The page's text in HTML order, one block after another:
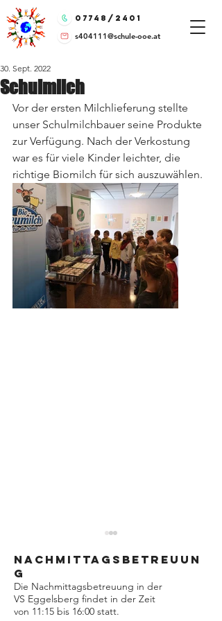
07748/2401
s404111@schule-ooe.at
Schulmilch
30. Sept. 2022
Vor der ersten Milchlieferung stellte
unser Schulmilchbauer seine Produkte
zur Verfügung. Nach der Verkostung
war es für viele Kinder leichter, die
richtige Biomilch für sich auszuwählen.
Nachmittagsbetreuun
G
Die Nachmittagsbetreuung in der
VS Eggelsberg findet in der Zeit
von 11:15 bis 16:00 statt.